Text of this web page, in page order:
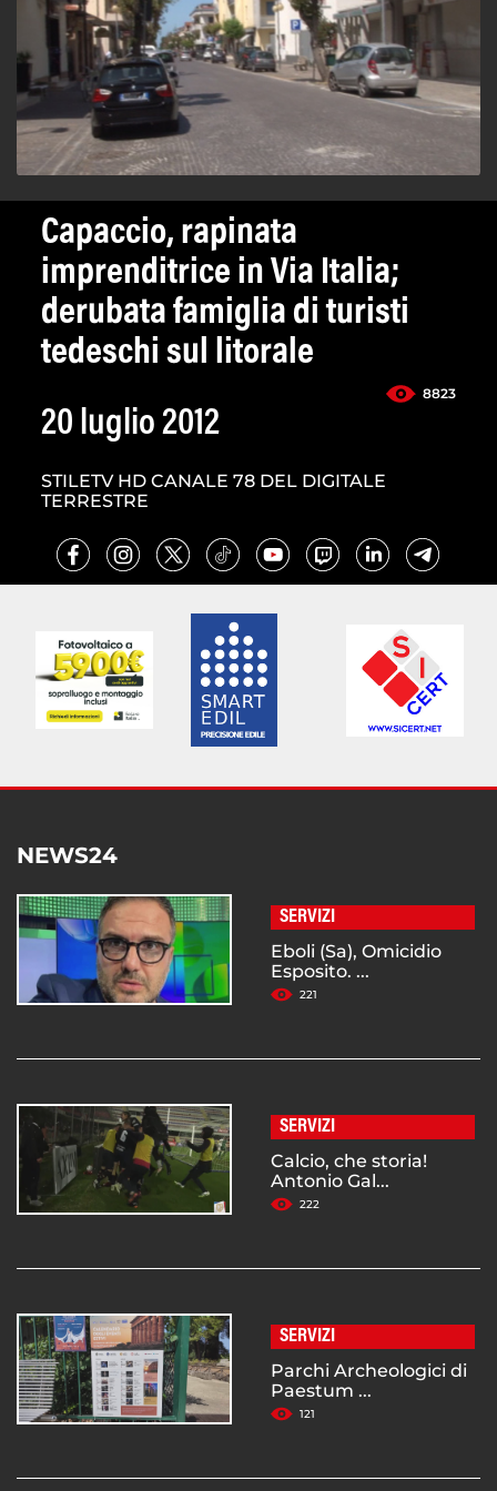
Capaccio, rapinata
imprenditrice in Via Italia;
derubata famiglia di turisti
tedeschi sul litorale
8823
20 luglio 2012
STILETV HD CANALE 78 DEL DIGITALE
TERRESTRE
NEWS24
SERVIZI
Eboli (Sa), Omicidio
Esposito. ...
221
SERVIZI
Calcio, che storia!
Antonio Gal...
222
SERVIZI
Parchi Archeologici di
Paestum ...
121